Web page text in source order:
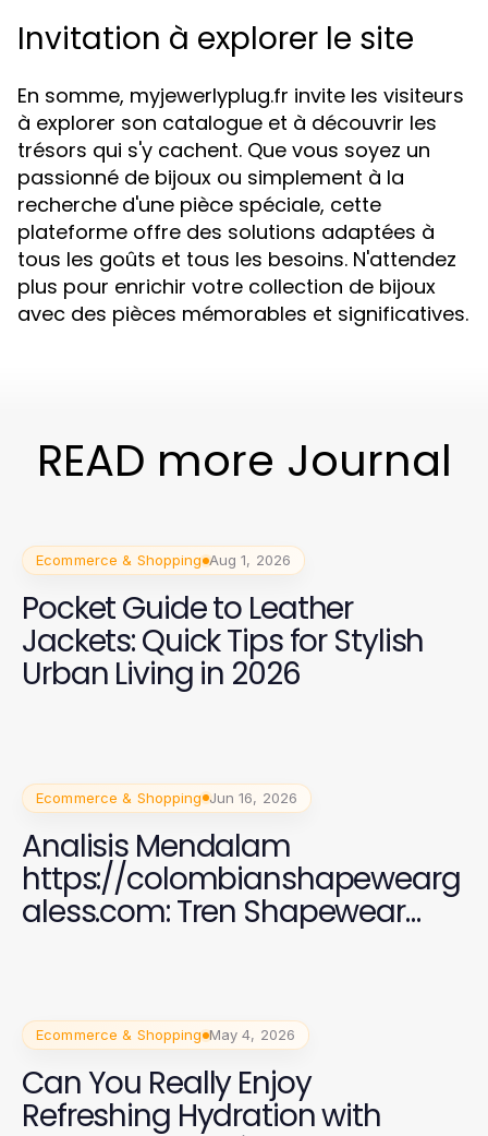
Invitation à explorer le site
En somme, myjewerlyplug.fr invite les visiteurs
à explorer son catalogue et à découvrir les
trésors qui s'y cachent. Que vous soyez un
passionné de bijoux ou simplement à la
recherche d'une pièce spéciale, cette
plateforme offre des solutions adaptées à
tous les goûts et tous les besoins. N'attendez
plus pour enrichir votre collection de bijoux
avec des pièces mémorables et significatives.
READ more Journal
Ecommerce & Shopping Aug 1, 2026
Pocket Guide to Leather
Jackets: Quick Tips for Stylish
Urban Living in 2026
Ecommerce & Shopping Jun 16, 2026
Analisis Mendalam
https://colombianshapewearg
aless.com: Tren Shapewear
Ecommerce & Shopping May 4, 2026
Can You Really Enjoy
Refreshing Hydration with